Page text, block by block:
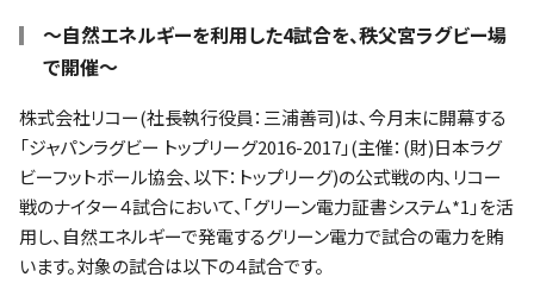
試合日程・結果
アカデミー
SDGs・ホームタウン
～自然エネルギーを利用した4試合を、秩父宮ラグビー場
で開催～
株式会社リコー(社長執行役員：三浦善司)は、今月末に開幕する
「ジャパンラグビー トップリーグ2016-2017」(主催：(財)日本ラグ
ビーフットボール協会、以下：トップリーグ)の公式戦の内、リコー
戦のナイター４試合において、｢グリーン電力証書システム*1｣を活
用し、自然エネルギーで発電するグリーン電力で試合の電力を賄
います。対象の試合は以下の４試合です。